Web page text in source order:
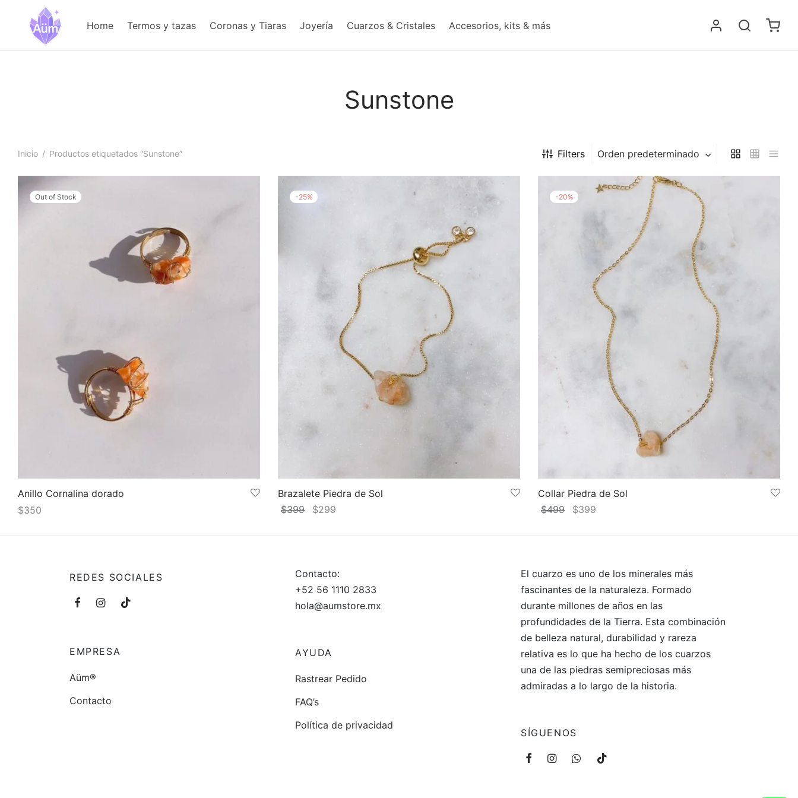
Home Termos y tazas Coronas y Tiaras Joyería Cuarzos & Cristales Accesorios, kits & más
Sunstone
Inicio / Productos etiquetados “Sunstone” Filters Orden predeterminado
Out of Stock
Anillo Cornalina dorado
$350
-25%
Brazalete Piedra de Sol
$399
El
original
$399.
$299
actual
-20%
Collar Piedra de Sol
$499
El
original
$399
actual
$399.
REDES SOCIALES
EMPRESA
Aüm®
Contacto
Contacto:
+52 56 1110 2833
hola@aumstore.mx
AYUDA
Rastrear Pedido
FAQ’s
Política de privacidad
El cuarzo es uno de los minerales más
fascinantes de la naturaleza. Formado
durante millones de años en las
profundidades de la Tierra. Esta combinación
de belleza natural, durabilidad y rareza
relativa es lo que ha hecho de los cuarzos
una de las piedras semipreciosas más
admiradas a lo largo de la historia.
SÍGUENOS